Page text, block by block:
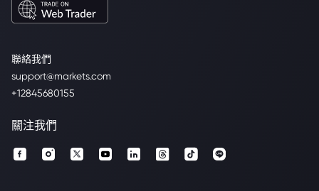
聯絡我們
support@markets.com
+12845680155
關注我們